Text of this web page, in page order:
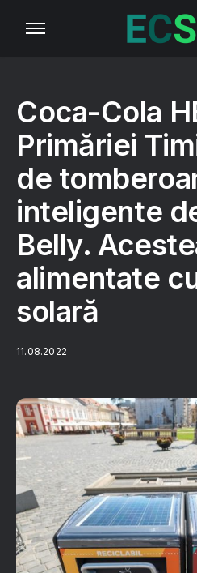
Coca-Cola
Primăriei
de
inteligente
Belly.
alimentate
solară
11.08.2022